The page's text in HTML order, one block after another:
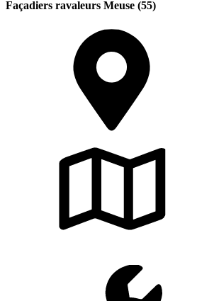
Façadiers ravaleurs Meuse (55)